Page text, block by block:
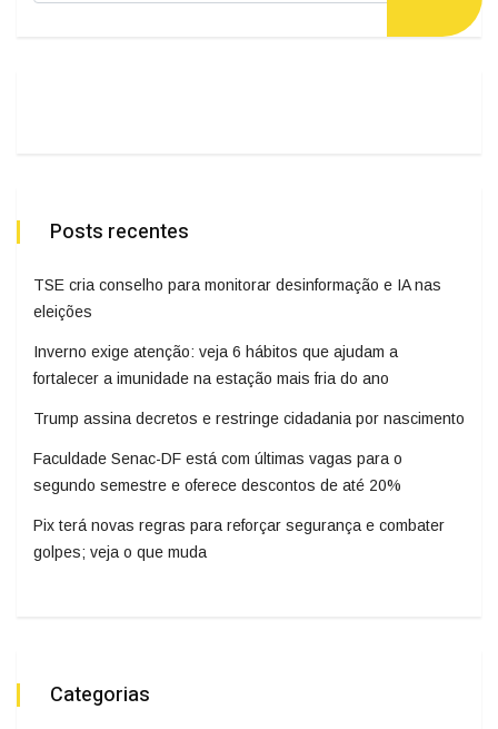
Posts recentes
TSE cria conselho para monitorar desinformação e IA nas
eleições
Inverno exige atenção: veja 6 hábitos que ajudam a
fortalecer a imunidade na estação mais fria do ano
Trump assina decretos e restringe cidadania por nascimento
Faculdade Senac-DF está com últimas vagas para o
segundo semestre e oferece descontos de até 20%
Pix terá novas regras para reforçar segurança e combater
golpes; veja o que muda
Categorias